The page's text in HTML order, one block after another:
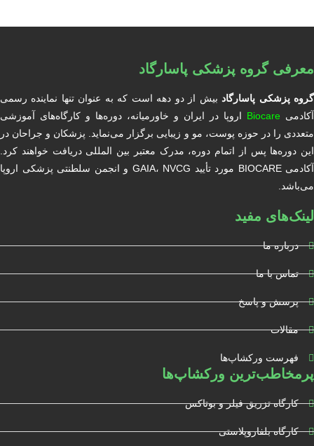
معرفی گروه پزشکی پاسارگاد
گروه پزشکی پاسارگادبیش از دو دهه است که به عنوان تنها نماینده رسمی
آکادمی Biocare اروپا در ایران و خاورمیانه، دوره‌ها و کارگاه‌های آموزشی
متعددی را در حوزه پوست، مو و زیبایی برگزار می‌نماید. پزشکان و جراحان در
این دوره‌ها پس از اتمام دوره، مدرک معتبر بین المللی دریافت خواهند کرد.
آکادمی BIOCARE مورد تأیید GAIA، NVCG و انجمن سلطنتی پزشکی اروپا
می‌باشد.
لینک‌های مفید
درباره ما
تماس با ما
پرسش و پاسخ
مقالات
فهرست ورکشاپ‌ها
پرمخاطب‌ترین ورکشاپ‌ها
کارگاه تزریق فیلر و بوتاکس
کارگاه بلفاروپلاستی